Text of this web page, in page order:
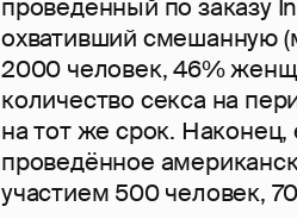
проведённый по заказу
охвативший смешанную
2000 человек, 46%
количество секса на
на тот же срок.
проведённое
участием 500 человек,